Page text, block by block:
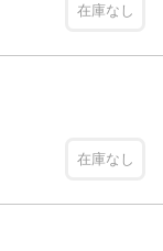
在庫なし
在庫なし